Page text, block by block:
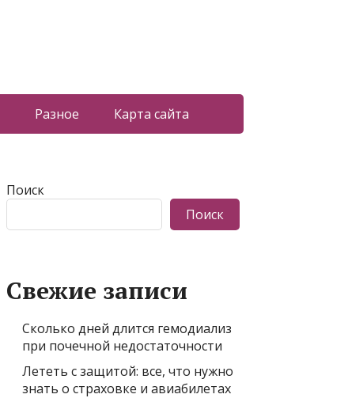
Разное Карта сайта
Поиск
Поиск
Свежие записи
Сколько дней длится гемодиализ
при почечной недостаточности
Лететь с защитой: все, что нужно
знать о страховке и авиабилетах